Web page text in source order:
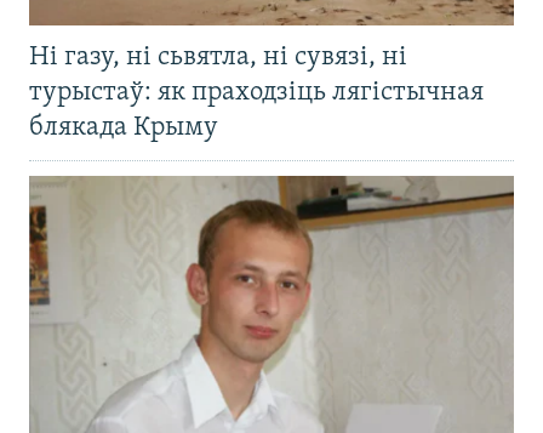
Ні газу, ні сьвятла, ні сувязі, ні
турыстаў: як праходзіць лягістычная
блякада Крыму